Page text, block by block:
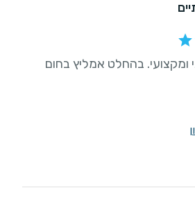
ומקצועי. בהחלט אמליץ בחום